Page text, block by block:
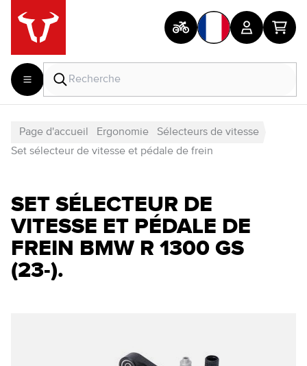
Page d'accueil Ergonomie
Sélecteurs de vitesse
Set sélecteur de vitesse et pédale de frein
SET SÉLECTEUR DE
VITESSE ET PÉDALE DE
FREIN BMW R 1300 GS
(23-).